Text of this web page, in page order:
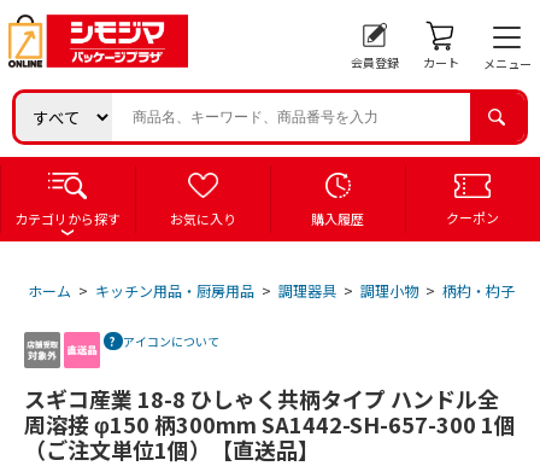
会員登録 カート メニュー
カテゴリから探す お気に入り 購入履歴 クーポン
ホーム > キッチン用品・厨房用品 > 調理器具 > 調理小物 > 柄杓・杓子
アイコンについて
スギコ産業 18-8 ひしゃく共柄タイプ ハンドル全
周溶接 φ150 柄300mm SA1442-SH-657-300 1個
（ご注文単位1個）【直送品】